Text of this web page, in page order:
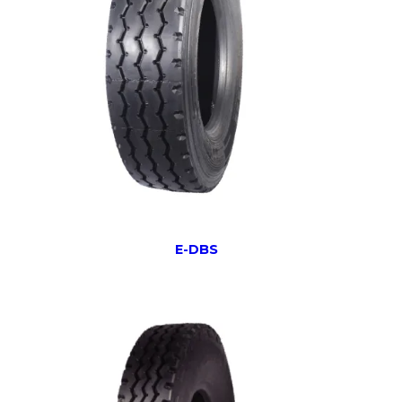
E-DBS